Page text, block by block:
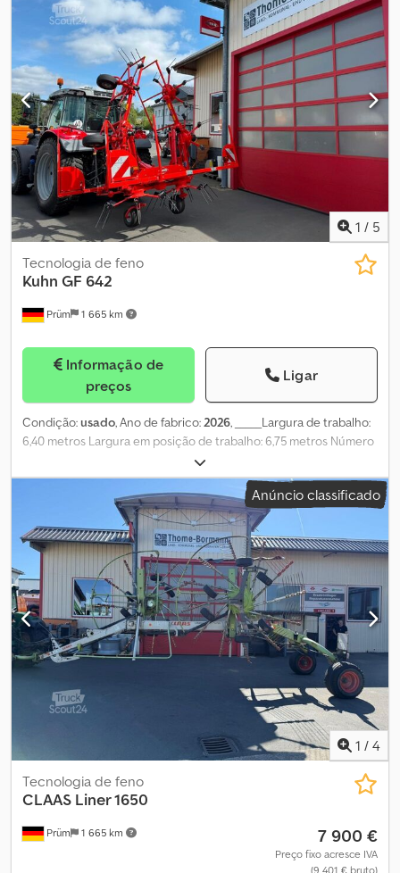
1 / 5
Prüm 1 665 km
Tecnologia de feno
Kuhn GF 642
Informação de
preços
Ligar
Condição:usado, Ano de fabrico: 2026, _____Largura de trabalho:
6,40 metros Largura em posição de trabalho: 6,75 metros Número
de rotores: 6 Número de braços com dentes por rotor: 6 Largura
de transporte: 2,95 metros Altura de transporte: 3,30 metros
Ajuste na extremidade do campo: através da inclinação manual
das rodas Raspador de relva sobre os braços com dentes Ajuste
do ângulo de distribuição: fixo Acionamento dos rotores através
de acoplamento de dedos DIGIDRIVE, feito de aço forjado e
endurecido Rotação do eixo de tomada de força: 540 Pneus de
balão 15x6.00-6 Rotor externo dobrado hidraulicamente para
cima para transporte Montagem de três pontos, cat. 2 Mecanismo
de acompanhamento com cabeça giratória Chsdpfezdmt Nox
Akcea Amortecedor de vibrações mecânico 1 cilindro hidráulico
de simples efeito Potência necessária no eixo de tomada de
força: 22 kW/30 CV Peso: aprox. 850 kg Localização: 54595 Prüm
Anúncio classificado
1 / 4
Prüm 1 665 km
Tecnologia de feno
CLAAS Liner 1650
7 900 €
Preço fixo acresce IVA
(9 401 € bruto)